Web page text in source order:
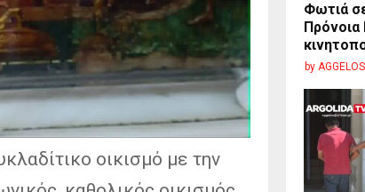
οικισμό με την
Φωτιά
by